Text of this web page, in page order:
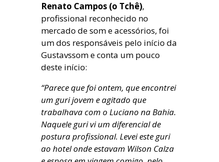
Renato Campos (o Tchê),
profissional reconhecido no
mercado de som e acessórios, foi
um dos responsáveis pelo início da
Gustavssom e conta um pouco
deste início:
“Parece que foi ontem, que encontrei
um guri jovem e agitado que
trabalhava com o Luciano na Bahia.
Naquele guri vi um diferencial de
postura profissional. Levei este guri
ao hotel onde estavam Wilson Calza